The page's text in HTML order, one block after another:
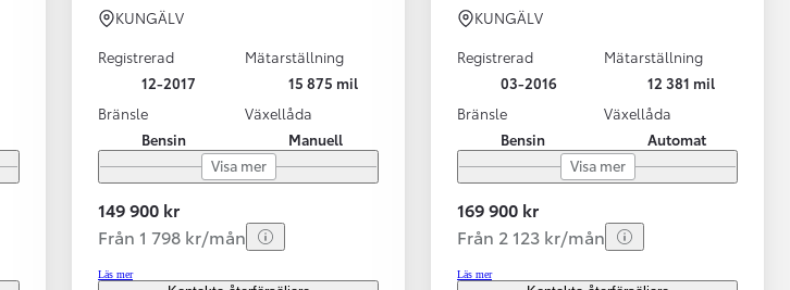
Easy Billån
Nya GR GT
KUNGÄLV
Registrerad
12-2017
Mätarställning
15 875 mil
Bränsle
Bensin
Växellåda
Manuell
Visa mer
149 900 kr
Från 1 798 kr/mån
Läs mer
KUNGÄLV
Registrerad
03-2016
Mätarställning
12 381 mil
Bränsle
Bensin
Växellåda
Automat
Visa mer
169 900 kr
Från 2 123 kr/mån
Läs mer